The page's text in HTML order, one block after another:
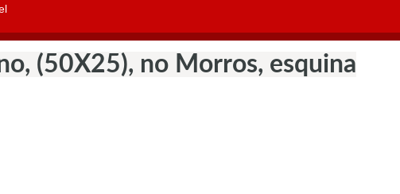
(50X25), no Morros, esquina